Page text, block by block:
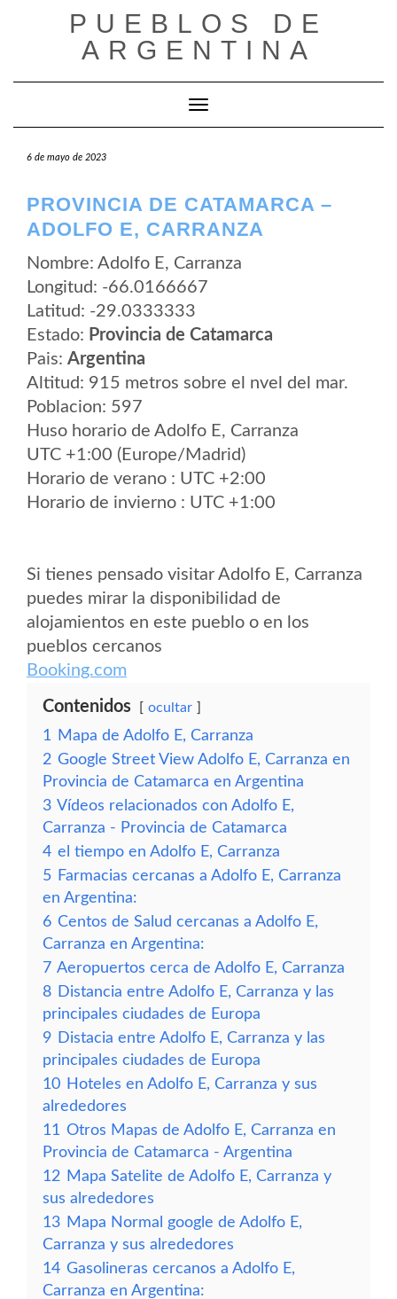
PUEBLOS DE
ARGENTINA
Cambiar modo de navegación
6 de mayo de 2023
PROVINCIA DE CATAMARCA –
ADOLFO E, CARRANZA
Nombre: Adolfo E, Carranza
Longitud: -66.0166667
Latitud: -29.0333333
Estado: Provincia de Catamarca
Pais: Argentina
Altitud: 915 metros sobre el nvel del mar.
Poblacion: 597
Huso horario de Adolfo E, Carranza
UTC +1:00 (Europe/Madrid)
Horario de verano : UTC +2:00
Horario de invierno : UTC +1:00
Si tienes pensado visitar Adolfo E, Carranza
puedes mirar la disponibilidad de
alojamientos en este pueblo o en los
pueblos cercanos
Booking.com
Contenidos ocultar
1
Mapa de Adolfo E, Carranza
2 Google Street View Adolfo E, Carranza en
Provincia de Catamarca en Argentina
3 Vídeos relacionados con Adolfo E,
Carranza - Provincia de Catamarca
4 el tiempo en Adolfo E, Carranza
5 Farmacias cercanas a Adolfo E, Carranza
en Argentina:
6 Centos de Salud cercanas a Adolfo E,
Carranza en Argentina:
7 Aeropuertos cerca de Adolfo E, Carranza
8 Distancia entre Adolfo E, Carranza y las
principales ciudades de Europa
9 Distacia entre Adolfo E, Carranza y las
principales ciudades de Europa
10 Hoteles en Adolfo E, Carranza y sus
alrededores
11 Otros Mapas de Adolfo E, Carranza en
Provincia de Catamarca - Argentina
12 Mapa Satelite de Adolfo E, Carranza y
sus alrededores
13 Mapa Normal google de Adolfo E,
Carranza y sus alrededores
14 Gasolineras cercanos a Adolfo E,
Carranza en Argentina: